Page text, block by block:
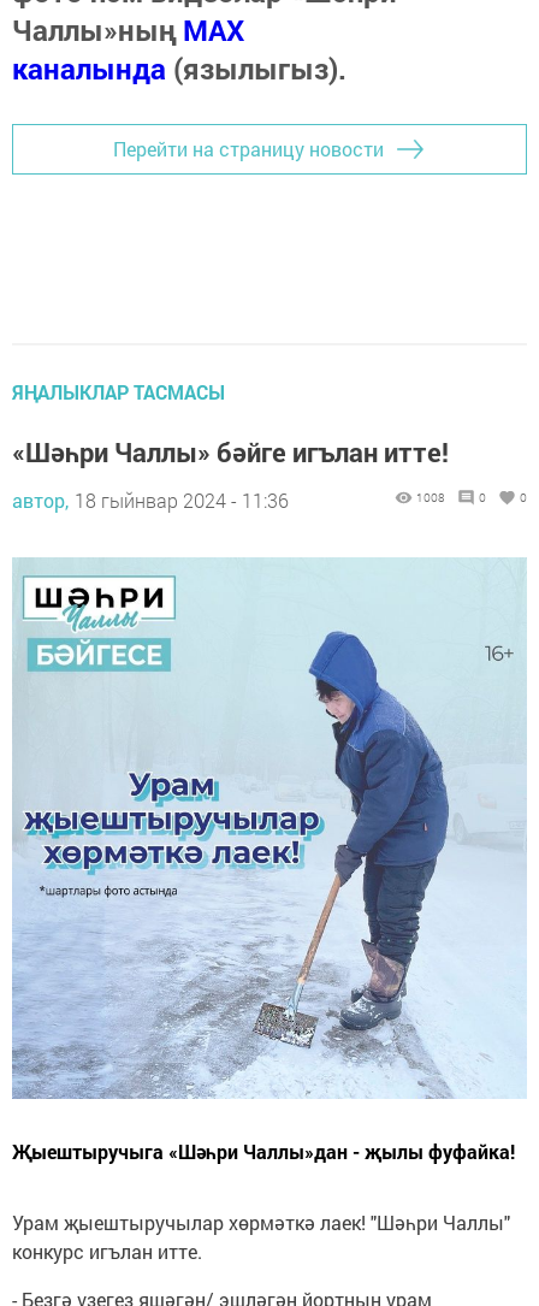
Чаллы»ныңMAX
каналында (язылыгыз).
Перейти на страницу новости
ЯҢАЛЫКЛАР ТАСМАСЫ
«Шәһри Чаллы» бәйге игълан итте!
автор, 18 гыйнвар 2024 - 11:36 1008 0 0
Җыештыручыга «Шәһри Чаллы»дан - җылы фуфайка!
Урам җыештыручылар хөрмәткә лаек! "Шәһри Чаллы"
конкурс игълан итте.
- Безгә үзегез яшәгән/ эшләгән йортның урам